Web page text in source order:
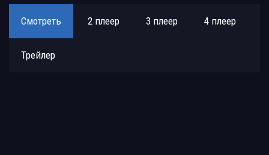
Смотреть 2 плеер 3 плеер 4 плеер
Трейлер